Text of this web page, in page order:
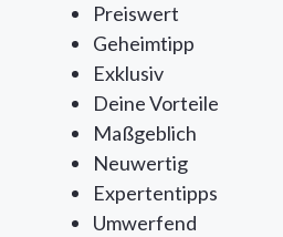
Preiswert
Geheimtipp
Exklusiv
Deine Vorteile
Maßgeblich
Neuwertig
Expertentipps
Umwerfend